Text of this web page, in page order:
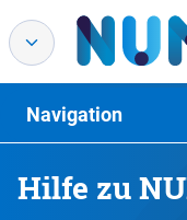
Hilfe zu
Navigation